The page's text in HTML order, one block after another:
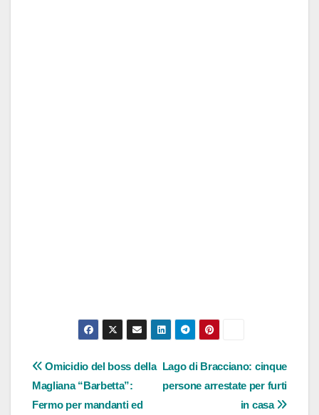
Navigazione
articoli
Lago di Bracciano: cinque
persone arrestate per furti
in casa
Omicidio del boss della
Magliana “Barbetta”:
Fermo per mandanti ed